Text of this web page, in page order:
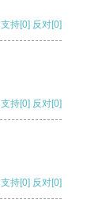
支持[0] 反对[0]
支持[0] 反对[0]
支持[0] 反对[0]